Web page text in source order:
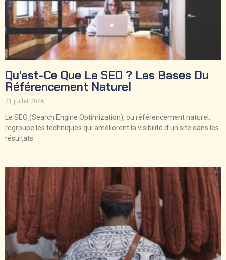
Qu’est-Ce Que Le SEO ? Les Bases Du
Référencement Naturel
21 juillet 2026
Le SEO (Search Engine Optimization), ou référencement naturel,
regroupe les techniques qui améliorent la visibilité d’un site dans les
résultats